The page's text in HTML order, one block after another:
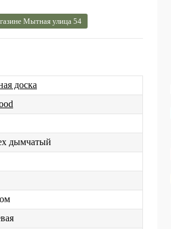
Мытная улица 54
доска
дымчатый